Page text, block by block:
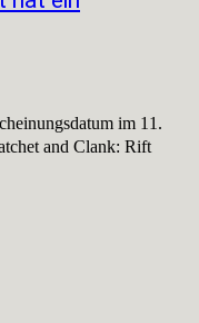
im 11.
and Clank: Rift